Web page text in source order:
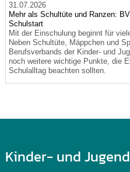
31.07.2026
Mehr als Schultüte und Ranzen:
Schulstart
Mit der Einschulung beginnt für
Neben Schultüte, Mäppchen und
Berufsverbands der Kinder- und
noch weitere wichtige Punkte, die
Schulalltag beachten sollten.
Kinder- und